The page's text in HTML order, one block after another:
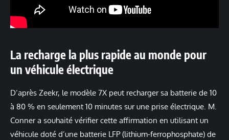
La recharge la plus rapide au monde pour
un véhicule électrique
D’après Zeekr, le modèle 7X peut recharger sa batterie de 10
à 80 % en seulement 10 minutes sur une prise électrique. M.
Conner a souhaité vérifier cette affirmation en utilisant un
véhicule doté d’une batterie LFP (lithium-ferrophosphate) de